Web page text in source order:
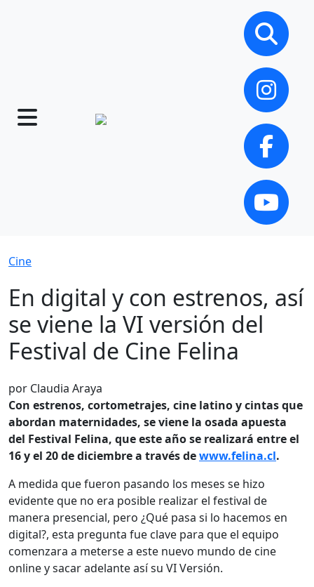
Cine
En digital y con estrenos, así
se viene la VI versión del
Festival de Cine Felina
por Claudia Araya
Con estrenos, cortometrajes, cine latino y cintas que
abordan maternidades, se viene la osada apuesta
del Festival Felina, que este año se realizará entre el
16 y el 20 de diciembre a través dewww.felina.cl.
A medida que fueron pasando los meses se hizo
evidente que no era posible realizar el festival de
manera presencial, pero ¿Qué pasa si lo hacemos en
digital?, esta pregunta fue clave para que el equipo
comenzara a meterse a este nuevo mundo de cine
online y sacar adelante así su VI Versión.